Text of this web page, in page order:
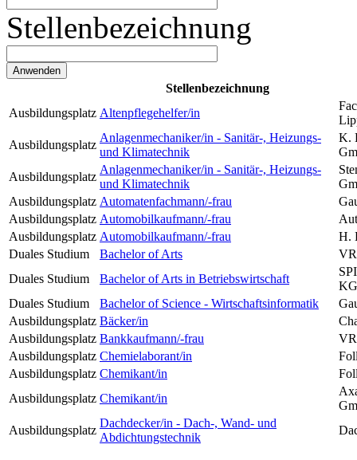
Stellenbezeichnung
Stellenbezeichnung
Ausbildungsplatz Altenpflegehelfer/in
Ausbildungsplatz
Anlagenmechaniker/in - Sanitär-, Heizungs-
und Klimatechnik
K.
Ausbildungsplatz
Anlagenmechaniker/in - Sanitär-, Heizungs-
und Klimatechnik
Ausbildungsplatz Automatenfachmann/-frau
Ausbildungsplatz Automobilkaufmann/-frau
Ausbildungsplatz Automobilkaufmann/-frau
H.
Duales Studium
Bachelor of Arts
Duales Studium
Bachelor of Arts in Betriebswirtschaft
KG
Duales Studium
Bachelor of Science - Wirtschaftsinformatik
Ausbildungsplatz Bäcker/in
Ausbildungsplatz Bankkaufmann/-frau
Ausbildungsplatz Chemielaborant/in
Ausbildungsplatz Chemikant/in
Ausbildungsplatz Chemikant/in
Ausbildungsplatz
Dachdecker/in - Dach-, Wand- und
Abdichtungstechnik